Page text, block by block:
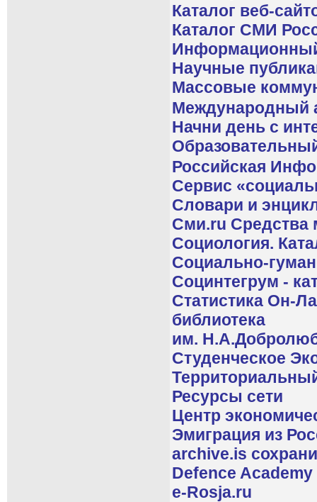
Каталог веб-
Каталог СМИ
Научные
Массовые
Международный
Начни день с
Российская
Сервис
Словари и
Сми.ru Средства
Социология.
Социально-
Социнтегрум -
Статистика Он-
библиотека
им.
Студенческое
Ресурсы сети
Центр
Эмиграция из
archive.is
Defence
e-Rosja.ru